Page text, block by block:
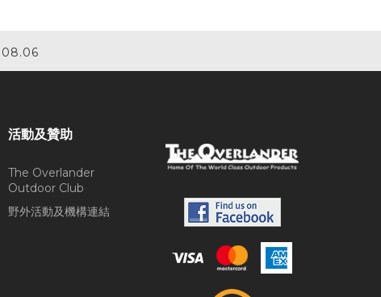
活動及贊助
The Overlander
Outdoor Club
野外活動及機構連結